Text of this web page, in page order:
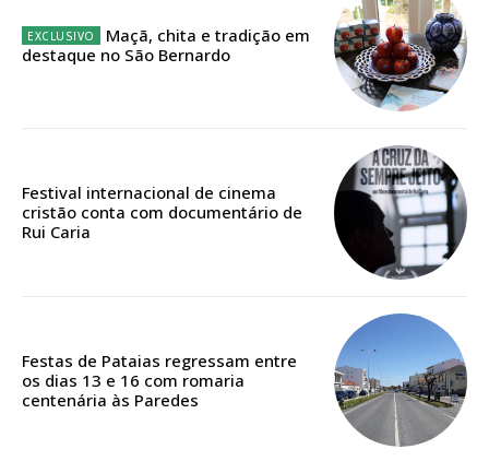
32€
Edição em papel entregue à Quinta-feira em sua
Acesso ao conteúdo online
Acesso aos conteúdos Exclusivos para
Maçã, chita e tradição em
destaque no São Bernardo
Festival internacional de cinema
cristão conta com documentário de
Rui Caria
Festas de Pataias regressam entre
os dias 13 e 16 com romaria
centenária às Paredes